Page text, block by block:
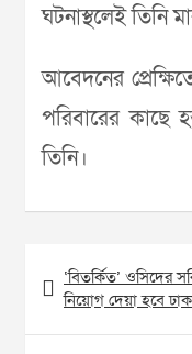
ঘটনাস্থলেই তিনি
আবেদনের
পরিবারের কাছে
তিনি।
Post
navigation
‘বিতর্কিত’ ওসিদের
নিয়োগ দেয়া হবে